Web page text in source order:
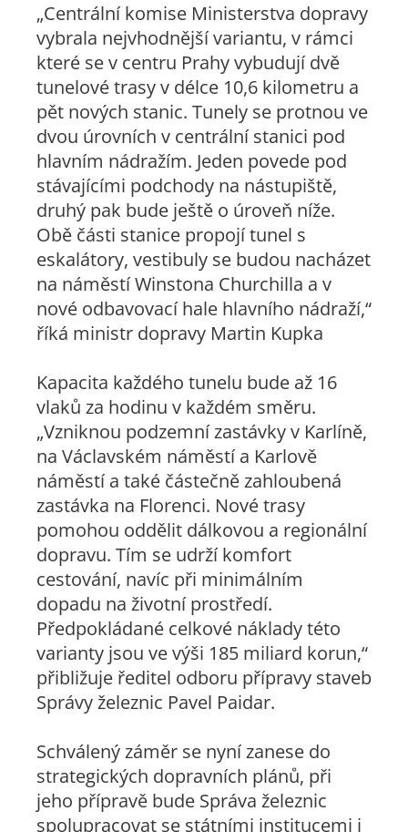
„Centrální komise Ministerstva dopravy
vybrala nejvhodnější variantu, v rámci
které se v centru Prahy vybudují dvě
tunelové trasy v délce 10,6 kilometru a
pět nových stanic. Tunely se protnou ve
dvou úrovních v centrální stanici pod
hlavním nádražím. Jeden povede pod
stávajícími podchody na nástupiště,
druhý pak bude ještě o úroveň níže.
Obě části stanice propojí tunel s
eskalátory, vestibuly se budou nacházet
na náměstí Winstona Churchilla a v
nové odbavovací hale hlavního nádraží,“
říká ministr dopravy Martin Kupka
Kapacita každého tunelu bude až 16
vlaků za hodinu v každém směru.
„Vzniknou podzemní zastávky v Karlíně,
na Václavském náměstí a Karlově
náměstí a také částečně zahloubená
zastávka na Florenci. Nové trasy
pomohou oddělit dálkovou a regionální
dopravu. Tím se udrží komfort
cestování, navíc při minimálním
dopadu na životní prostředí.
Předpokládané celkové náklady této
varianty jsou ve výši 185 miliard korun,“
přibližuje ředitel odboru přípravy staveb
Správy železnic Pavel Paidar.
Schválený záměr se nyní zanese do
strategických dopravních plánů, při
jeho přípravě bude Správa železnic
spolupracovat se státními institucemi i